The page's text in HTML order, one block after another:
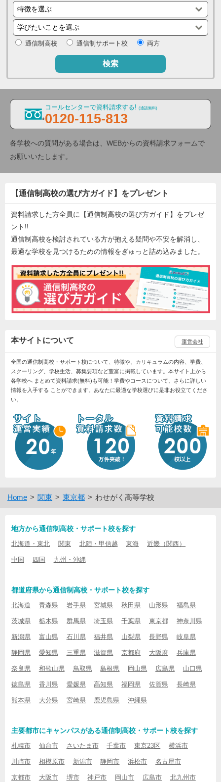
通信制高校 通信制サポート校 両方
検索
コールセンターで資料請求する! (通話無料)
0120-115-813
各学校への質問がある場合は、WEBからの資料請求フォームで
お願いいたします。
【通信制高校の選び方ガイド】をプレゼント
資料請求した方全員に【通信制高校の選び方ガイド】をプレゼ
ント!!
通信制高校を検討されている方が抱える疑問や不安を解消し、
最適な学校を見つけるための情報をぎゅっと詰め込みました。
本サイトについて 運営会社
全国の通信制高校・サポート校について、特徴や、カリキュラムの内容、学費、
スクーリング、学校生活、募集要項など豊富に掲載しています。本サイト上から
各学校へ まとめて資料請求(無料)も可能！学費やコースについて、さらに詳しい
情報を入手する ことができます。あなたに最適な学校選びに是非お役立てくださ
い。
Home 関東 東京都 わせがく高等学校
地方から通信制高校・サポート校を探す
北海道・東北 関東 北陸・甲信越 東海 近畿（関西）
中国 四国 九州・沖縄
都道府県から通信制高校・サポート校を探す
北海道 青森県 岩手県 宮城県 秋田県 山形県 福島県
茨城県 栃木県 群馬県 埼玉県 千葉県 東京都 神奈川県
新潟県 富山県 石川県 福井県 山梨県 長野県 岐阜県
静岡県 愛知県 三重県 滋賀県 京都府 大阪府 兵庫県
奈良県 和歌山県 鳥取県 島根県 岡山県 広島県 山口県
徳島県 香川県 愛媛県 高知県 福岡県 佐賀県 長崎県
熊本県 大分県 宮崎県 鹿児島県 沖縄県
主要都市にキャンパスがある通信制高校・サポート校を探す
札幌市 仙台市 さいたま市 千葉市 東京23区 横浜市
川崎市 相模原市 新潟市 静岡市 浜松市 名古屋市
京都市 大阪市 堺市 神戸市 岡山市 広島市 北九州市